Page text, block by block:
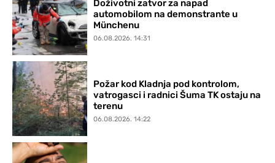
Doživotni zatvor za napad
automobilom na demonstrante u
Münchenu
06.08.2026. 14:31
Požar kod Kladnja pod kontrolom,
vatrogasci i radnici Šuma TK ostaju na
terenu
06.08.2026. 14:22